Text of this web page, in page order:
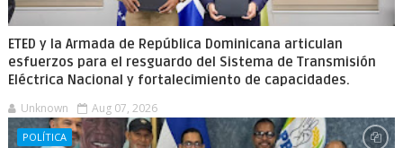
ETED y la Armada de República Dominicana articulan
esfuerzos para el resguardo del Sistema de Transmisión
Eléctrica Nacional y fortalecimiento de capacidades.
Unknown Aug 07, 2026
POLÍTICA